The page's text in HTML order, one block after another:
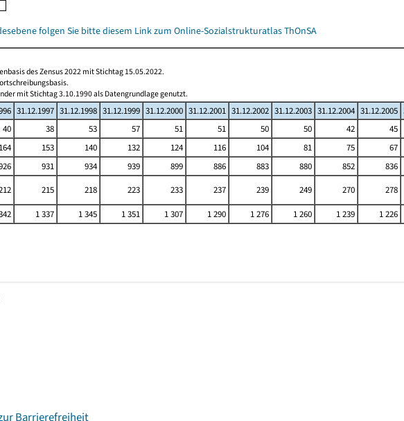
folgen Sie bitte diesem Link zum Online-Sozialstrukturatlas ThOnSA
des Zensus 2022 mit Stichtag 15.05.2022.
mit Stichtag 3.10.1990 als Datengrundlage genutzt.
31.12.1997 31.12.1998 31.12.1999 31.12.2000 31.12.2001 31.12.2002 31.12.2003 31.12.2004 31.12.2005
40 38 53 57 51 51 50 50 42
45
164 153 140 132 124 116 104 81 75
67
931 934 939 899 886 883 880 852
836
215 218 223 233 237 239 249 270
278
1 337 1 345 1 351 1 307 1 290 1 276 1 260 1 239 1 226
Barrierefreiheit